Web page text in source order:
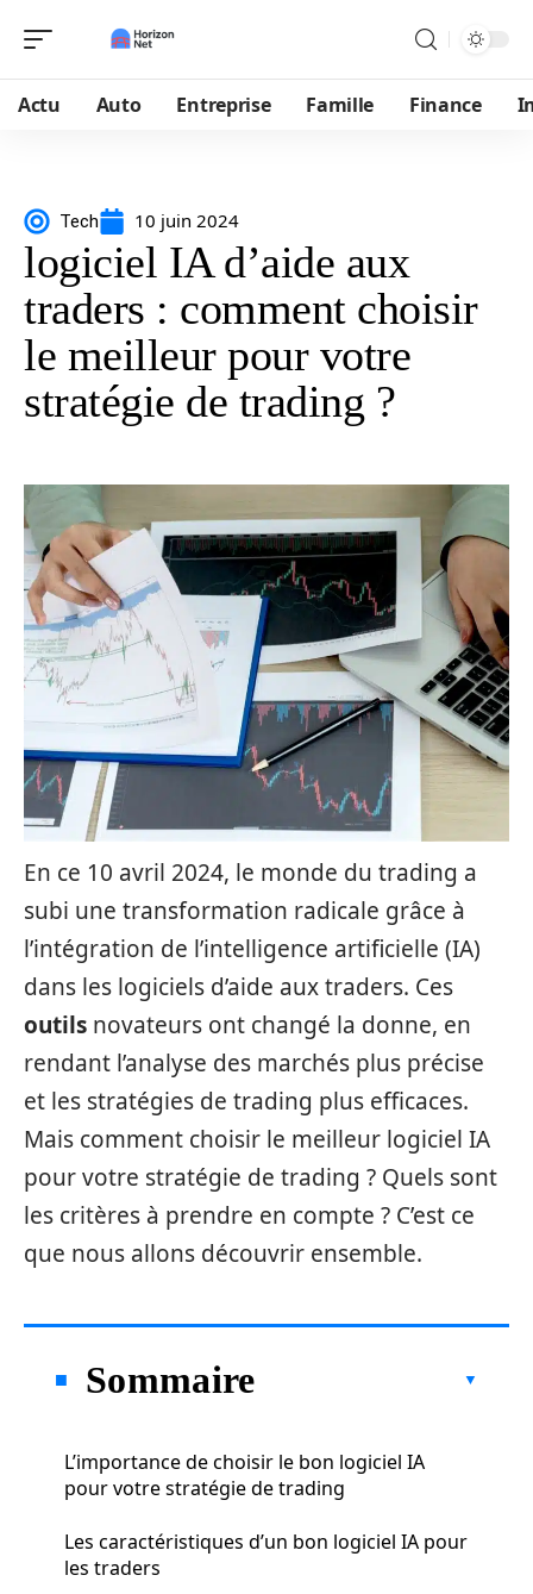
Actu Auto Entreprise Famille Finance
Tech 10 juin 2024
logiciel IA d’aide aux
traders : comment choisir
le meilleur pour votre
stratégie de trading ?
En ce 10 avril 2024, le monde du trading a
subi une transformation radicale grâce à
l’intégration de l’intelligence artificielle (IA)
dans les logiciels d’aide aux traders. Ces
outils novateurs ont changé la donne, en
rendant l’analyse des marchés plus précise
et les stratégies de trading plus efficaces.
Mais comment choisir le meilleur logiciel IA
pour votre stratégie de trading ? Quels sont
les critères à prendre en compte ? C’est ce
que nous allons découvrir ensemble.
Sommaire
L’importance de choisir le bon logiciel IA
pour votre stratégie de trading
Les caractéristiques d’un bon logiciel IA pour
les traders